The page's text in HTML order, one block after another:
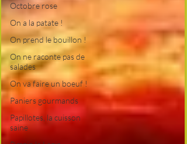
Octobre rose
On a la patate !
On prend le bouillon !
On ne raconte pas de
salades
On va faire un boeuf !
Paniers gourmands
Papillotes, la cuisson
saine